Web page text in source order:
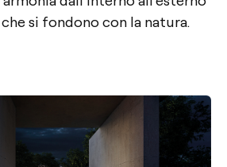
si fondono con la natura.